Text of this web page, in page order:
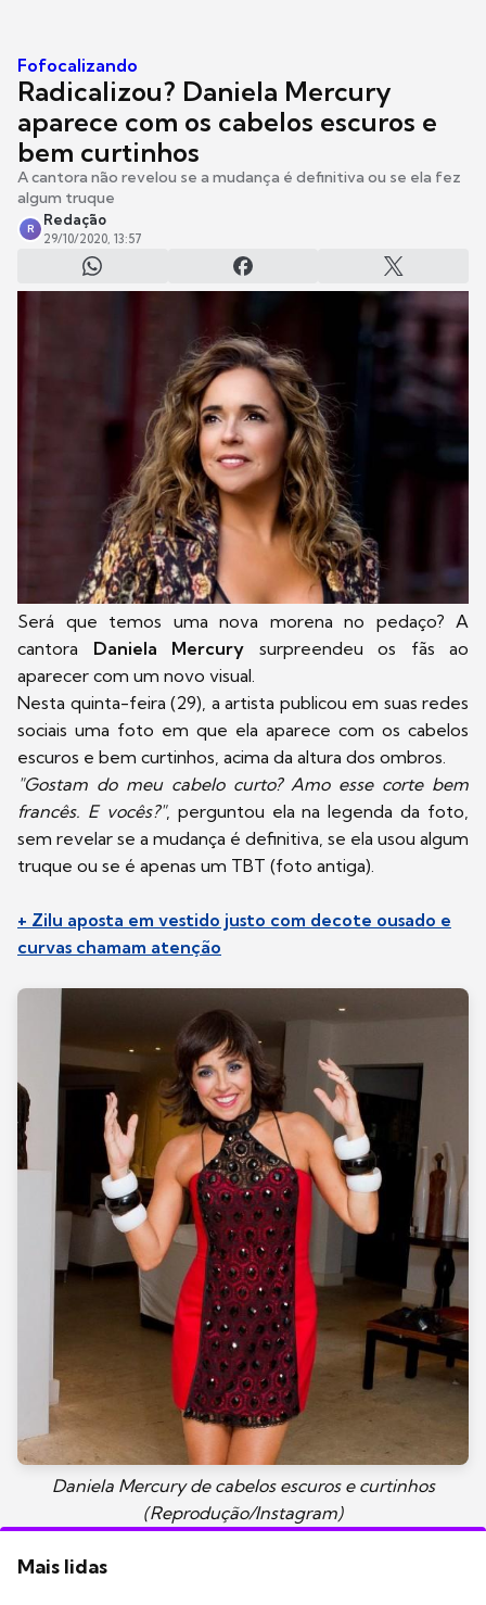
Fofocalizando
Radicalizou? Daniela Mercury
aparece com os cabelos escuros e
bem curtinhos
A cantora não revelou se a mudança é definitiva ou se ela fez
algum truque
R
Redação
29/10/2020, 13:57
Será que temos uma nova morena no pedaço? A
cantora Daniela Mercury surpreendeu os fãs ao
aparecer com um novo visual.
Nesta quinta-feira (29), a artista publicou em suas redes
sociais uma foto em que ela aparece com os cabelos
escuros e bem curtinhos, acima da altura dos ombros.
"Gostam do meu cabelo curto? Amo esse corte bem
francês. E vocês?", perguntou ela na legenda da foto,
sem revelar se a mudança é definitiva, se ela usou algum
truque ou se é apenas um TBT (foto antiga).
+ Zilu aposta em vestido justo com decote ousado e
curvas chamam atenção
Daniela Mercury de cabelos escuros e curtinhos
(Reprodução/Instagram)
Mais lidas